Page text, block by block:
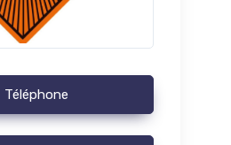
Téléphone